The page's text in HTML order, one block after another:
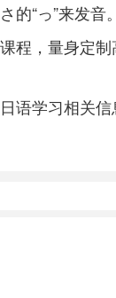
“っ”来发音
，量身定
学习相关信